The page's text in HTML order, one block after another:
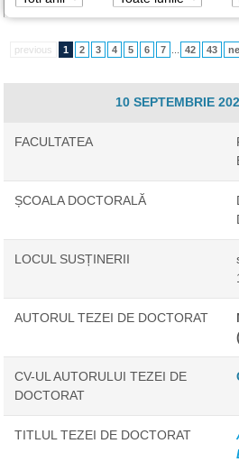
previous 1 2 3 4 5 6 7 42 43
10 SEPTEMBRIE
FACULTATEA
ȘCOALA DOCTORALĂ
LOCUL SUSȚINERII
AUTORUL TEZEI DE DOCTORAT
CV-UL AUTORULUI TEZEI DE
DOCTORAT
TITLUL TEZEI DE DOCTORAT